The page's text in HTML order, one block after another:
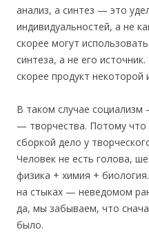
анализ, а синтез — это
индивидуальностей, а не
скорее могут
синтеза, а не его
скорее продукт
В таком случае социализм
— творчества. Потому
сборкой дело у
Человек не есть голова,
физика + химия +
на стыках — неведомом
да, мы забываем, что
было.